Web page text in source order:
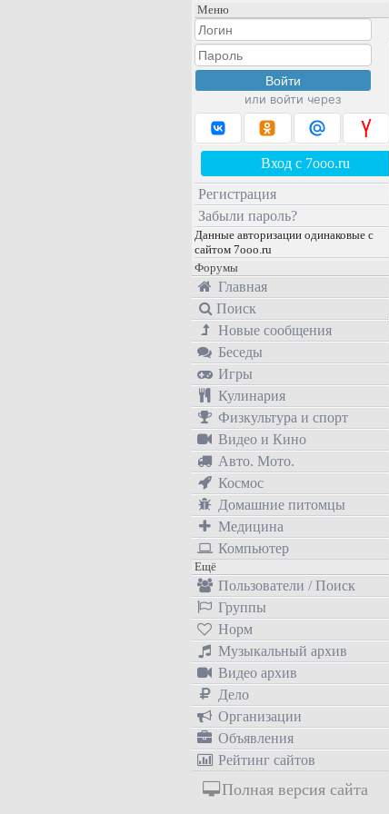
Меню
или войти через
Вход с 7ooo.ru
Регистрация
Забыли пароль?
Данные авторизации одинаковые с
сайтом 7ooo.ru
Форумы
Главная
Поиск
Новые сообщения
Беседы
Игры
Кулинария
Физкультура и спорт
Видео и Кино
Авто. Мото.
Космос
Домашние питомцы
Медицина
Компьютер
Ещё
Пользователи / Поиск
Группы
Норм
Музыкальный архив
Видео архив
Дело
Организации
Объявления
Рейтинг сайтов
Полная версия сайта